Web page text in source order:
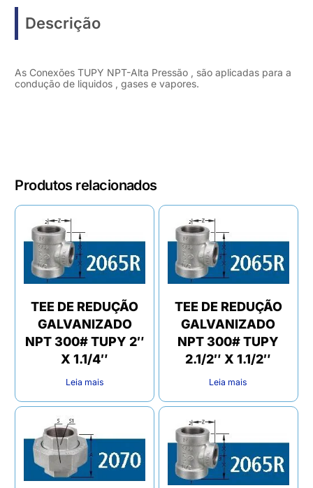
Descrição
As Conexões TUPY NPT-Alta Pressão , são aplicadas para a
condução de liquidos , gases e vapores.
Produtos relacionados
TEE DE REDUÇÃO
GALVANIZADO
NPT 300# TUPY 2″
X 1.1/4″
Leia mais
TEE DE REDUÇÃO
GALVANIZADO
NPT 300# TUPY
2.1/2″ X 1.1/2″
Leia mais